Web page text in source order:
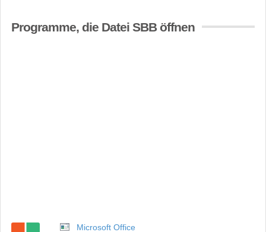
Programme, die Datei SBB öffnen
Microsoft Office